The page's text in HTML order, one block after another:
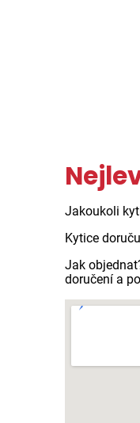
Jakoukoli
Kytice
Jak
doručení a